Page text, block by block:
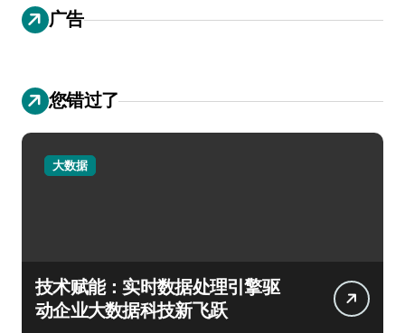
广告
您错过了
大数据
技术赋能：实时数据处理引擎驱
动企业大数据科技新飞跃